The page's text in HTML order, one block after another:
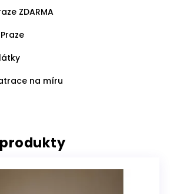
ZDARMA
na míru